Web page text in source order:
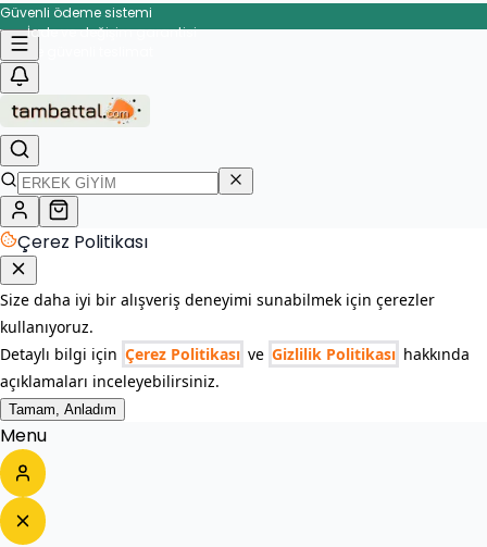
Güvenli ödeme sistemi
İade ve değişim garantisi
Çerez Politikası
Size daha iyi bir alışveriş deneyimi sunabilmek için çerezler
kullanıyoruz.
Detaylı bilgi için Çerez Politikası ve Gizlilik Politikası hakkında
açıklamaları inceleyebilirsiniz.
Tamam, Anladım
Menu